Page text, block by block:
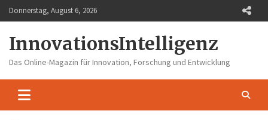
Skip
to
Donnerstag, August 6, 2026
InnovationsIntelligenz
Das Online-Magazin für Innovation, Forschung und Entwicklung